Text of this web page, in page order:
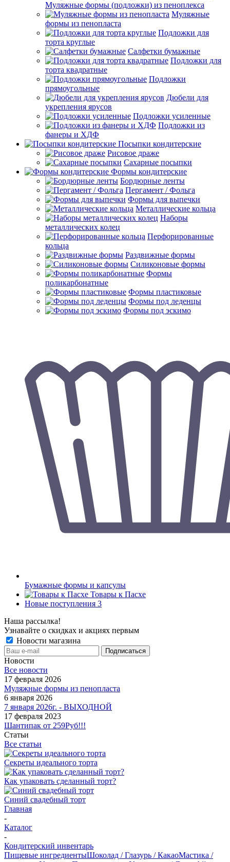
Муляжные формы (подложки) из пеноплекса
Муляжные
формы из пенопласта
Подложки для
торта круглые
Салфетки бумажные
Подложки для
торта квадратные
Подложки
прямоугольные
Дюбели для
укрепления ярусов
Подложки усиленные
Подложки из
фанеры и ХДФ
Посыпки кондитерские
Рисовое драже
Сахарные посыпки
Формы кондитерские
Бордюрные ленты
Пергамент / Фольга
Формы для выпечки
Металлические кольца
Наборы
металлических колец
Перфорированные
кольца
Раздвижные формы
Силиконовые формы
Формы
поликарбонатные
Формы пластиковые
Формы под леденцы
Формы под эскимо
Бумажные формы и капсулы
Товары к Пасхе
Новые поступления 3
Наша рассылка!
Узнавайте о скидках и акциях первым
Новости магазина
Новости
Все новости
17 февраля 2026
Муляжные формы из пенопласта
6 января 2026
7 января 2026г. - ВЫХОДНОЙ
17 февраля 2023
Шантипак от 259Руб!!!
Статьи
Все статьи
Секреты идеального торта
Как упаковать сделанный торт?
Синий свадебный торт
Главная
-
Каталог
-
Кондитерский инвентарь
Пищевые ингредиентыШоколад / Глазурь / КакаоМастика /